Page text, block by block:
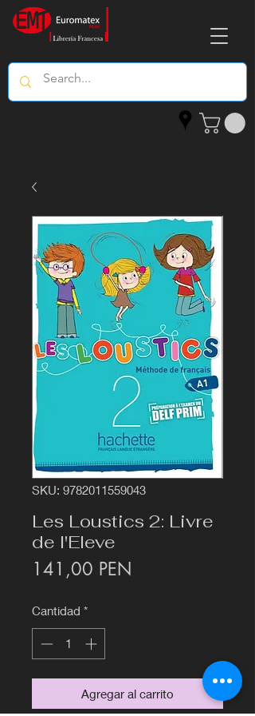
SKU: 9782011559043
Les Loustics 2: Livre
de l'Eleve
141,00 PEN
Cantidad *
Agregar al carrito